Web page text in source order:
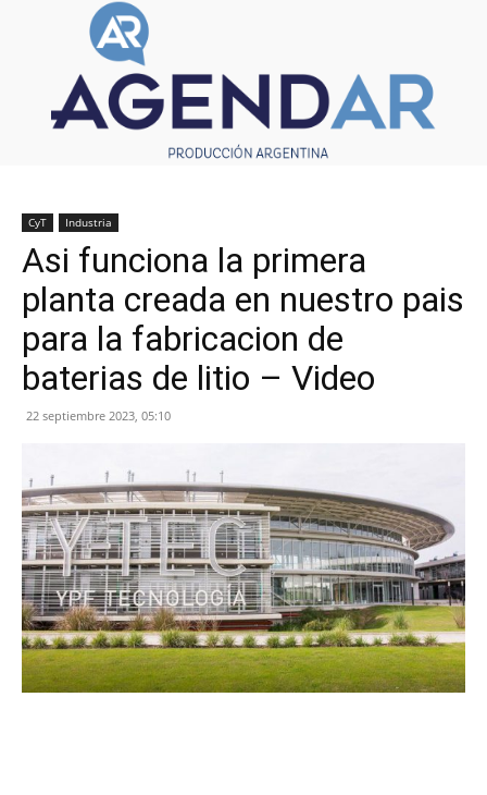
CyT Industria
Asi funciona la primera
planta creada en nuestro pais
para la fabricacion de
baterias de litio – Video
22 septiembre 2023, 05:10